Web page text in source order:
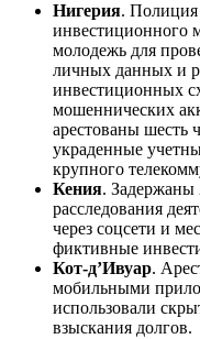
Нигерия. Полиция
инвестиционного
молодежь для
личных данных и
инвестиционных
мошеннических
арестованы шесть
украденные
крупного
Кения. Задержаны
расследования
через соцсети и
фиктивные
Кот-д’Ивуар.
мобильными
использовали
взыскания долгов.